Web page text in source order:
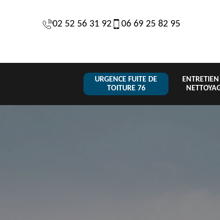
02 52 56 31 92 06 69 25 82 95
URGENCE FUITE DE
TOITURE 76
de